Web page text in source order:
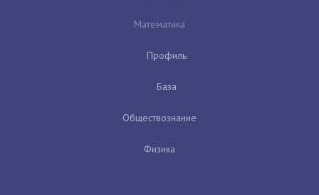
Математика
Профиль
База
Обществознание
Физика